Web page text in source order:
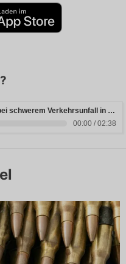
Drei junge Menschen sterben bei schwerem Verkehrsunfall in Rheinland-Pfalz
00:00 / 02:38